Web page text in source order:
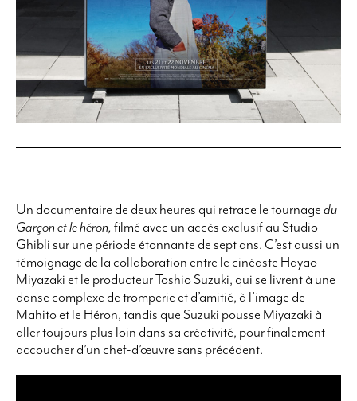
Un documentaire de deux heures qui retrace le tournage du
Garçon et le héron, filmé avec un accès exclusif au Studio
Ghibli sur une période étonnante de sept ans. C’est aussi un
témoignage de la collaboration entre le cinéaste Hayao
Miyazaki et le producteur Toshio Suzuki, qui se livrent à une
danse complexe de tromperie et d’amitié, à l’image de
Mahito et le Héron, tandis que Suzuki pousse Miyazaki à
aller toujours plus loin dans sa créativité, pour finalement
accoucher d’un chef-d’œuvre sans précédent.